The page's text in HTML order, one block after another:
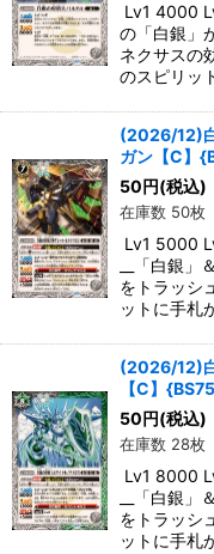
Lv1 4000
の「白銀」
ネクサスの
のスピリッ
(2026/12)
ガン【C】
50 円(税込)
在庫数 50枚
Lv1 5000
__「白銀」
をトラッシ
ットに手札
(2026/12)
【C】
50 円(税込)
在庫数 28枚
Lv1 8000
__「白銀」
をトラッシ
ットに手札